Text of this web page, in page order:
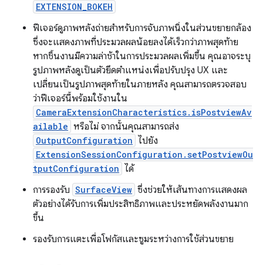
EXTENSION_BOKEH
ฟีเจอร์ดูภาพหลังถ่ายสําหรับการจับภาพนิ่งในส่วนขยายกล้อง
ซึ่งจะแสดงภาพที่ประมวลผลน้อยลงได้เร็วกว่าภาพสุดท้าย
หากชิ้นงานมีความล่าช้าในการประมวลผลเพิ่มขึ้น คุณอาจระบุ
รูปภาพหลังดูเป็นตัวยึดตําแหน่งเพื่อปรับปรุง UX และ
เปลี่ยนเป็นรูปภาพสุดท้ายในภายหลัง คุณสามารถตรวจสอบ
ว่าฟีเจอร์นี้พร้อมใช้งานใน
CameraExtensionCharacteristics.isPostviewAv
ailable หรือไม่ จากนั้นคุณสามารถส่ง
OutputConfiguration ไปยัง
ExtensionSessionConfiguration.setPostviewOu
tputConfiguration ได้
การรองรับ SurfaceView ซึ่งช่วยให้เส้นทางการแสดงผล
ตัวอย่างได้รับการเพิ่มประสิทธิภาพและประหยัดพลังงานมาก
ขึ้น
รองรับการแตะเพื่อโฟกัสและซูมระหว่างการใช้ส่วนขยาย